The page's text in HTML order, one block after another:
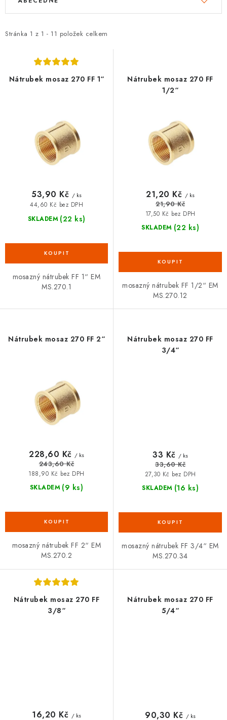
VRÁCENÍ ZBOŽÍ A REKLAMACE
MOJE OBJEDNÁVKA
Hodnocení obchodu
Doprava a platba
Obchodní podmínky
Podmínky ochrany osobních údajů
Moje objednávka
i
r
Stránka 1 z 1 - 11 položek celkem
e
p
Nátrubek mosaz 270 FF 1“
SKLADEM (22 ks)
44,60 Kč bez DPH
53,90 Kč / ks
mosazný nátrubek FF 1“ EM
MS.270.1
Nátrubek mosaz 270 FF
1/2“
SKLADEM (22 ks)
17,50 Kč bez DPH
21,20 Kč / ks
21,90 Kč
mosazný nátrubek FF 1/2“ EM
MS.270.12
Nátrubek mosaz 270 FF 2“
SKLADEM (9 ks)
188,90 Kč bez DPH
228,60 Kč / ks
243,60 Kč
mosazný nátrubek FF 2“ EM
MS.270.2
Nátrubek mosaz 270 FF
3/4“
SKLADEM (16 ks)
27,30 Kč bez DPH
33 Kč / ks
33,60 Kč
mosazný nátrubek FF 3/4“ EM
MS.270.34
Nátrubek mosaz 270 FF
3/8“
16,20 Kč / ks
Nátrubek mosaz 270 FF
5/4“
90,30 Kč / ks